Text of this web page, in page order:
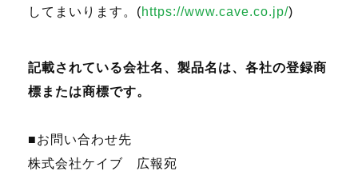
してまいります。 (https://www.cave.co.jp/)
記載されている会社名、製品名は、各社の登録商
標または商標です。
■お問い合わせ先
株式会社ケイブ 広報宛